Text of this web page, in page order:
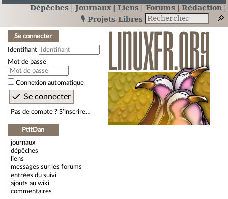
Dépêches Journaux Liens Forums
Rédaction
🎙️ Projets Libres
Se connecter
Identifiant
Mot de passe
Connexion automatique
Pas de compte ? S’inscrire…
PtitDan
journaux
dépêches
liens
messages sur les forums
entrées du suivi
ajouts au wiki
commentaires